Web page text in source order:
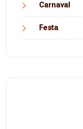
Carnaval
Festa